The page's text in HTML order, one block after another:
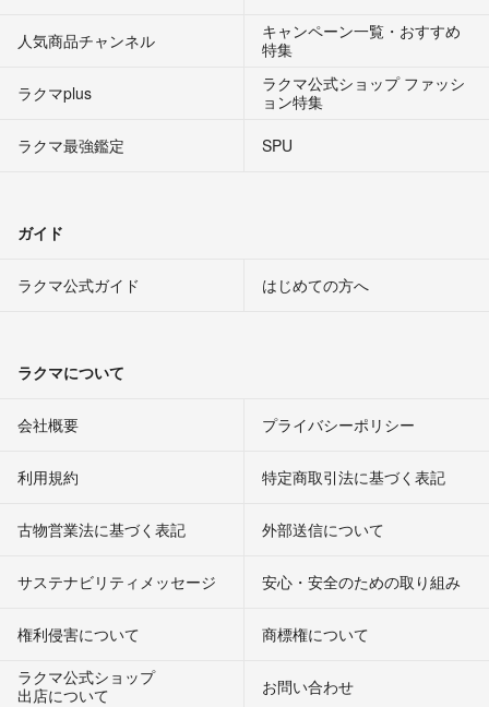
人気商品チャンネル
キャンペーン一覧・おすすめ
特集
ラクマplus
ラクマ公式ショップ ファッシ
ョン特集
ラクマ最強鑑定
SPU
ガイド
ラクマ公式ガイド はじめての方へ
ラクマについて
会社概要 プライバシーポリシー
利用規約 特定商取引法に基づく表記
古物営業法に基づく表記 外部送信について
サステナビリティメッセージ 安心・安全のための取り組み
権利侵害について
商標権について
ラクマ公式ショップ
出店について
お問い合わせ